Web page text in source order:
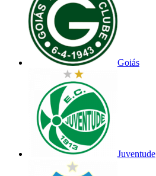
Goiás
Juventude